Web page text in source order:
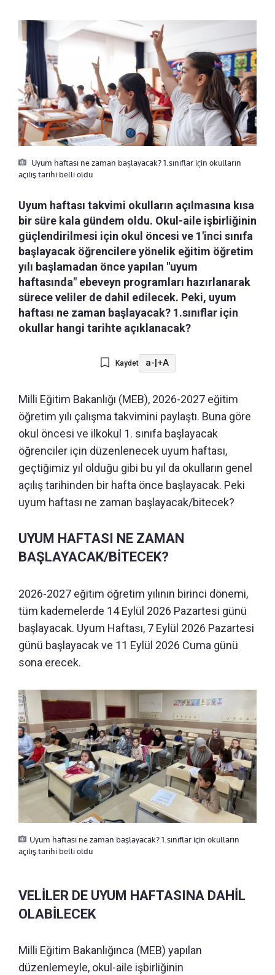
Uyum haftası ne zaman başlayacak? 1.sınıflar için okulların
açılış tarihi belli oldu
Uyum haftası takvimi okulların açılmasına kısa
bir süre kala gündem oldu. Okul-aile işbirliğinin
güçlendirilmesi için okul öncesi ve 1'inci sınıfa
başlayacak öğrencilere yönelik eğitim öğretim
yılı başlamadan önce yapılan "uyum
haftasında" ebeveyn programları hazırlanarak
sürece veliler de dahil edilecek. Peki, uyum
haftası ne zaman başlayacak? 1.sınıflar için
okullar hangi tarihte açıklanacak?
Kaydet a-|+A
Milli Eğitim Bakanlığı (MEB), 2026-2027 eğitim
öğretim yılı çalışma takvimini paylaştı. Buna göre
okul öncesi ve ilkokul 1. sınıfa başlayacak
öğrenciler için düzenlenecek uyum haftası,
geçtiğimiz yıl olduğu gibi bu yıl da okulların genel
açılış tarihinden bir hafta önce başlayacak. Peki
uyum haftası ne zaman başlayacak/bitecek?
UYUM HAFTASI NE ZAMAN
BAŞLAYACAK/BİTECEK?
2026-2027 eğitim öğretim yılının birinci dönemi,
tüm kademelerde 14 Eylül 2026 Pazartesi günü
başlayacak. Uyum Haftası, 7 Eylül 2026 Pazartesi
günü başlayacak ve 11 Eylül 2026 Cuma günü
sona erecek.
Uyum haftası ne zaman başlayacak? 1.sınıflar için okulların
açılış tarihi belli oldu
VELİLER DE UYUM HAFTASINA DAHİL
OLABİLECEK
Milli Eğitim Bakanlığınca (MEB) yapılan
düzenlemeyle, okul-aile işbirliğinin